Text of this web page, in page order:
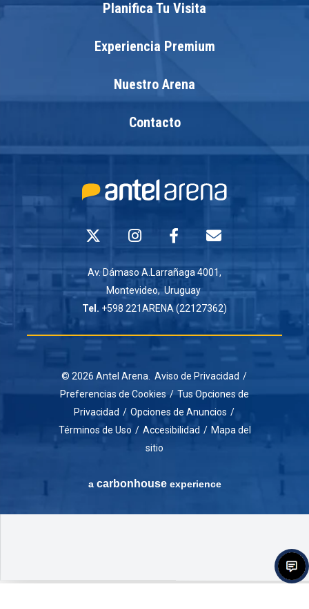
Planifica Tu Visita
Experiencia Premium
Nuestro Arena
Contacto
Av. Dámaso A.Larrañaga 4001,
Montevideo, Uruguay
Tel. +598 221ARENA (22127362)
© 2026 Antel Arena. Aviso de Privacidad /
Preferencias de Cookies / Tus Opciones de
Privacidad / Opciones de Anuncios /
Términos de Uso / Accesibilidad / Mapa del
sitio
a carbon houseexperience